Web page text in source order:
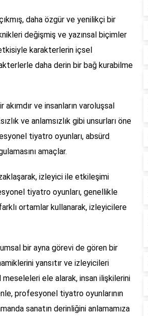
daha özgür ve yenilikçi bir
değişmiş ve yazınsal biçimler
karakterlerin içsel
daha derin bir bağ kurabilme
ve insanların varoluşsal
ve anlamsızlık gibi unsurları öne
tiyatro oyunları, absürd
amaçlar.
izleyici ile etkileşimi
tiyatro oyunları, genellikle
ortamlar kullanarak, izleyicilere
bir ayna görevi de gören bir
yansıtır ve izleyicileri
ele alarak, insan ilişkilerini
profesyonel tiyatro oyunlarının
sanatın derinliğini anlamamıza